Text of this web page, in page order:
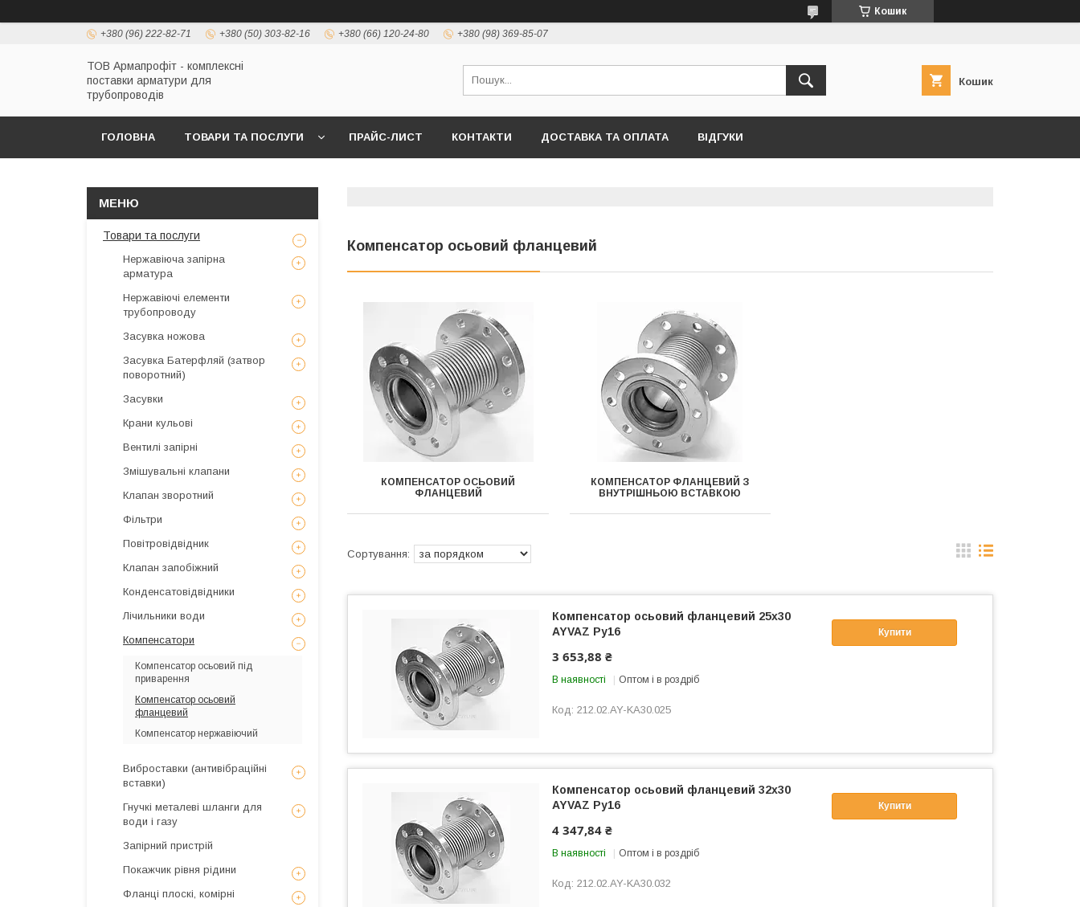
Кошик
+380 (96) 222-82-71 +380 (50) 303-82-16 +380 (66) 120-24-80 +380 (98) 369-85-07
ТОВ Армапрофіт - комплексні
поставки арматури для
трубопроводів
Кошик
ГОЛОВНА ТОВАРИ ТА ПОСЛУГИ ПРАЙС-ЛИСТ КОНТАКТИ ДОСТАВКА ТА ОПЛАТА ВІДГУКИ
Компенсатор осьовий фланцевий
КОМПЕНСАТОР ОСЬОВИЙ
ФЛАНЦЕВИЙ
КОМПЕНСАТОР ФЛАНЦЕВИЙ З
ВНУТРІШНЬОЮ ВСТАВКОЮ
Купити
Компенсатор осьовий фланцевий 25x30
AYVAZ Ру16
3 653,88 ₴
В наявності Оптом і в роздріб
212.02.AY-KA30.025
Купити
Компенсатор осьовий фланцевий 32x30
AYVAZ Ру16
4 347,84 ₴
В наявності Оптом і в роздріб
212.02.AY-KA30.032
Товари та послуги
Нержавіюча запірна
арматура
Нержавіючі елементи
трубопроводу
Засувка ножова
Засувка Батерфляй (затвор
поворотний)
Засувки
Крани кульові
Вентилі запірні
Змішувальні клапани
Клапан зворотний
Фільтри
Повітровідвідник
Клапан запобіжний
Конденсатовідвідники
Лічильники води
Компенсатори
Компенсатор осьовий під
приварення
Компенсатор осьовий
фланцевий
Компенсатор нержавіючий
Виброставки (антивібраційні
вставки)
Гнучкі металеві шланги для
води і газу
Запірний пристрій
Покажчик рівня рідини
Фланці плоскі, комірні